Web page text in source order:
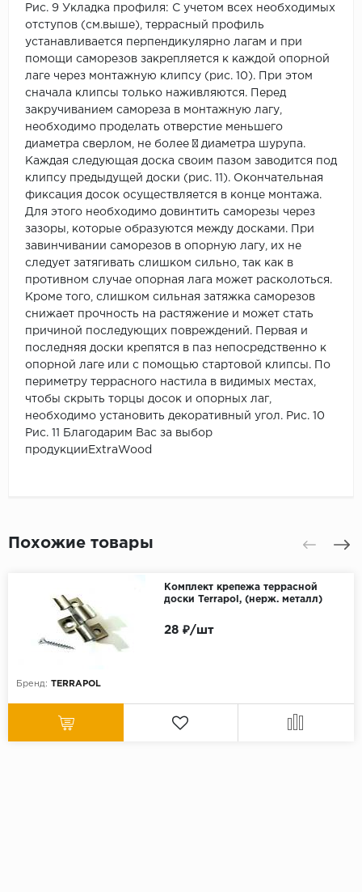
Рис. 9 Укладка профиля: С учетом всех необходимых
отступов (см.выше), террасный профиль
устанавливается перпендикулярно лагам и при
помощи саморезов закрепляется к каждой опорной
лаге через монтажную клипсу (рис. 10). При этом
сначала клипсы только наживляются. Перед
закручиванием самореза в монтажную лагу,
необходимо проделать отверстие меньшего
диаметра сверлом, не более ¾ диаметра шурупа.
Каждая следующая доска своим пазом заводится под
клипсу предыдущей доски (рис. 11). Окончательная
фиксация досок осуществляется в конце монтажа.
Для этого необходимо довинтить саморезы через
зазоры, которые образуются между досками. При
завинчивании саморезов в опорную лагу, их не
следует затягивать слишком сильно, так как в
противном случае опорная лага может расколоться.
Кроме того, слишком сильная затяжка саморезов
снижает прочность на растяжение и может стать
причиной последующих повреждений. Первая и
последняя доски крепятся в паз непосредственно к
опорной лаге или с помощью стартовой клипсы. По
периметру террасного настила в видимых местах,
чтобы скрыть торцы досок и опорных лаг,
необходимо установить декоративный угол. Рис. 10
Рис. 11 Благодарим Вас за выбор
продукцииExtraWood
Похожие товары
Комплект крепежа террасной
доски Terrapol, (нерж. металл)
Бренд: TERRAPOL
28 ₽/шт